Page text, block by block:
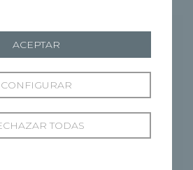
Medicina por la
Cantabria Año 2006
Marqués de
2007
la Especialidad de
TODAS
CONFIGURAR
ACEPTAR